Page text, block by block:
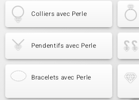
Colliers avec Perle
Pendentifs avec Perle
Bracelets avec Perle